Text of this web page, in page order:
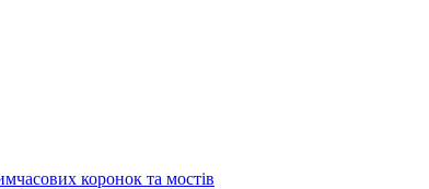
коронок та мостів